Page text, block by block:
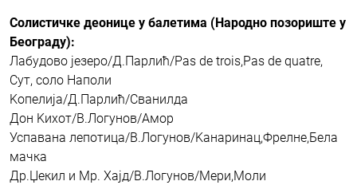
Солистичке деонице у балетима (Народно позориште у
Београду):
Лабудово језеро/Д.Парлић/Pas de trois,Pas de quatre,
Сут, соло Наполи
Kопелија/Д.Парлић/Сванилда
Дон Kихот/В.Логунов/Амор
Успавана лепотица/В.Логунов/Kанаринац,Фрелне,Бела
мачка
Др.Џекил и Мр. Хајд/В.Логунов/Мери,Моли